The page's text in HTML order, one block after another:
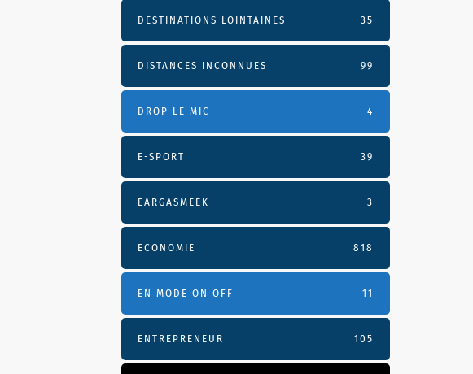
DESTINATIONS LOINTAINES 35
DISTANCES INCONNUES 99
DROP LE MIC 4
E-SPORT 39
EARGASMEEK 3
ECONOMIE 818
EN MODE ON OFF 11
ENTREPRENEUR 105